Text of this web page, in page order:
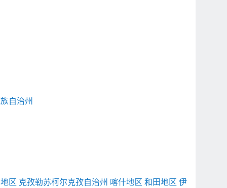
自治州
区 克孜勒苏柯尔克孜自治州 喀什地区 和田地区 伊